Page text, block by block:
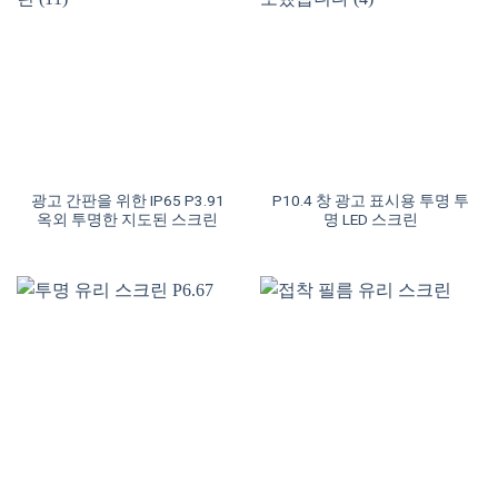
광고 간판을 위한 IP65 P3.91
옥외 투명한 지도된 스크린
P10.4 창 광고 표시용 투명 투
명 LED 스크린